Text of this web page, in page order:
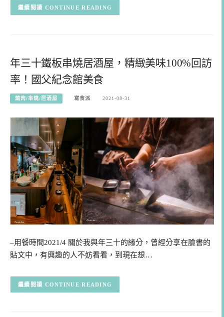
CONTINUE READING
年三十鐵板串燒居酒屋，精緻美味100%回訪
率！國父紀念館美食
燒肉/串燒/居酒屋 寫食派 2021-08-31
–用餐時間2021/4 關於我與年三十的緣分，曾經分享在臉書的
貼文中，有興趣的人不妨看看，到現在想…
CONTINUE READING